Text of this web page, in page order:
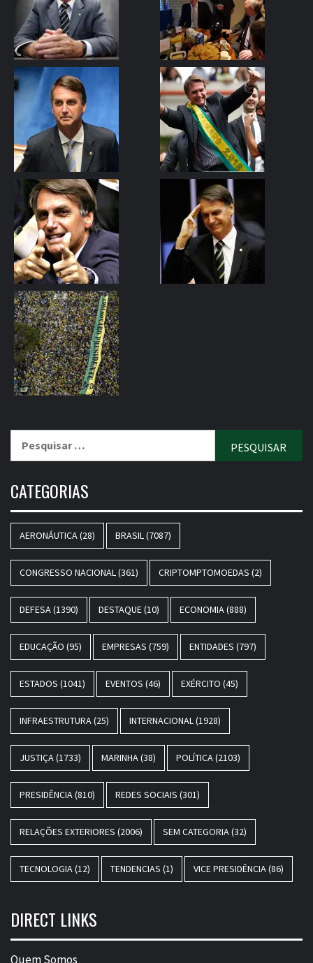
CATEGORIAS
AERONÁUTICA(28) BRASIL(7087)
CONGRESSO NACIONAL(361) CRIPTOMPTOMOEDAS (2)
DEFESA(1390) DESTAQUE(10) ECONOMIA(888)
EDUCAÇÃO (95) EMPRESAS (759) ENTIDADES (797)
ESTADOS (1041) EVENTOS (46) EXÉRCITO (45)
INFRAESTRUTURA(25) INTERNACIONAL(1928)
JUSTIÇA(1733) MARINHA(38) POLÍTICA(2103)
PRESIDÊNCIA(810) REDES SOCIAIS (301)
RELAÇÕES EXTERIORES (2006) SEM CATEGORIA(32)
TECNOLOGIA(12) TENDENCIAS (1) VICE PRESIDÊNCIA(86)
DIRECT LINKS
Quem Somos